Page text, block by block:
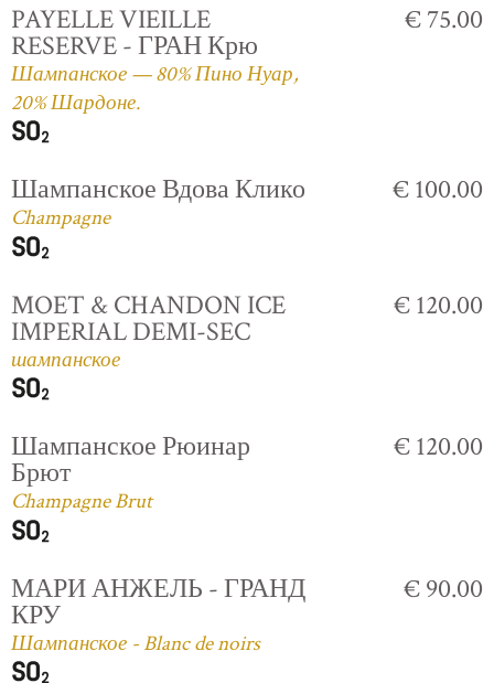
PAYELLE VIEILLE
RESERVE - ГРАН Крю
Шампанское — 80% Пино Нуар,
20% Шардоне.
€ 75.00
Шампанское Вдова Клико
Champagne
€ 100.00
MOET & CHANDON ICE
IMPERIAL DEMI-SEC
шампанское
€ 120.00
Шампанское Рюинар
Брют
Champagne Brut
€ 120.00
МАРИ АНЖЕЛЬ - ГРАНД
КРУ
Шампанское - Blanc de noirs
€ 90.00